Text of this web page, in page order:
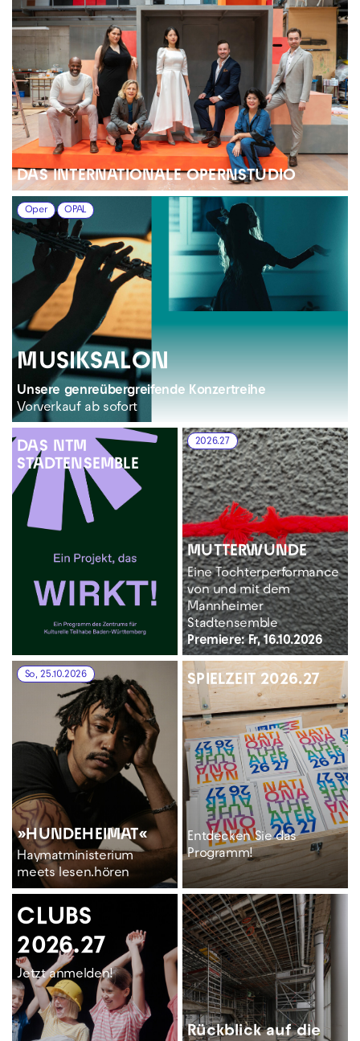
DAS INTER­NATIONALE OPERN­STUDIO
Oper OPAL
MUSIKSALON
Unsere genreübergreifende Konzertreihe
Vorverkauf ab sofort
DAS NTM
STADTENSEMBLE
2026.27
MUTTERWUNDE
Eine Tochterperformance
von und mit dem
Mannheimer
Stadtensemble
Premiere: Fr, 16.10.2026
So, 25.10.2026
»HUNDE­HEIMAT«
Haymat­ministerium
meets lesen.hören
SPIELZEIT 2026.27
Entdecken Sie das
Programm!
CLUBS
2026.27
Jetzt anmelden!
Rückblick auf die